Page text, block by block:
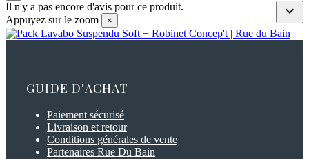

Il n'y a pas encore d'avis pour ce produit.
Appuyez sur le zoom
×
GUIDE D'ACHAT
Paiement sécurisé
Livraison et retour
Conditions générales de vente
Partenaires Rue Du Bain